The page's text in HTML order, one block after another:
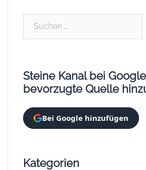
Suchen
Steine Kanal bei
bevorzugte Quelle
Bei Google hinzufügen
Kategorien